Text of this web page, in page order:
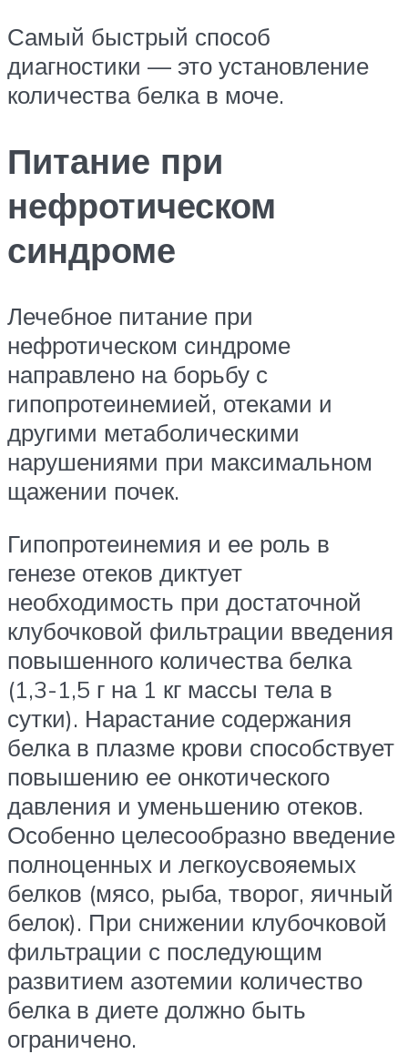
Самый быстрый способ
диагностики — это установление
количества белка в моче.
Питание при
нефротическом
синдроме
Лечебное питание при
нефротическом синдроме
направлено на борьбу с
гипопротеинемией, отеками и
другими метаболическими
нарушениями при максимальном
щажении почек.
Гипопротеинемия и ее роль в
генезе отеков диктует
необходимость при достаточной
клубочковой фильтрации введения
повышенного количества белка
(1,3-1,5 г на 1 кг массы тела в
сутки). Нарастание содержания
белка в плазме крови способствует
повышению ее онкотического
давления и уменьшению отеков.
Особенно целесообразно введение
полноценных и легкоусвояемых
белков (мясо, рыба, творог, яичный
белок). При снижении клубочковой
фильтрации с последующим
развитием азотемии количество
белка в диете должно быть
ограничено.